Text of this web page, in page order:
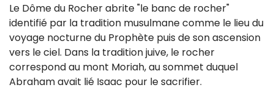
Le Dôme du Rocher abrite "le banc de rocher"
identifié par la tradition musulmane comme le lieu du
voyage nocturne du Prophète puis de son ascension
vers le ciel. Dans la tradition juive, le rocher
correspond au mont Moriah, au sommet duquel
Abraham avait lié Isaac pour le sacrifier.